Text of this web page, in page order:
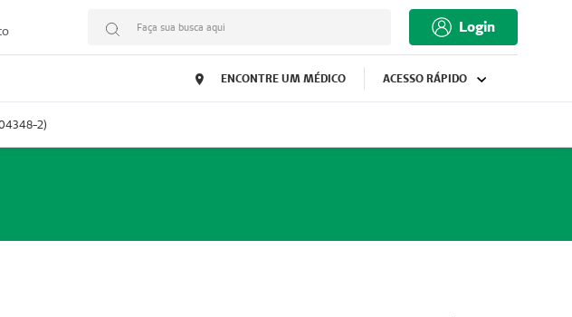
Faça sua busca aqui Login
ENCONTRE UM MÉDICO ACESSO RÁPIDO
2)